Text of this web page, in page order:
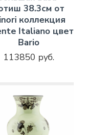
38.3см от
коллекция
Italiano цвет
Bario
113850 руб.